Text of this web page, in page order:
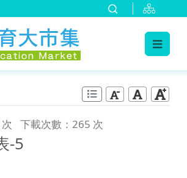
下載次數：265 次
-5